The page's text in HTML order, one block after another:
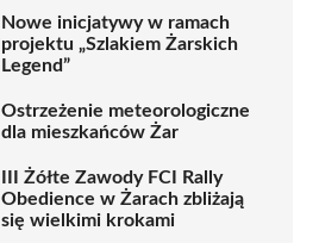
Nowe inicjatywy w ramach
projektu „Szlakiem Żarskich
Legend”
Ostrzeżenie meteorologiczne
dla mieszkańców Żar
III Żółte Zawody FCI Rally
Obedience w Żarach zbliżają
się wielkimi krokami